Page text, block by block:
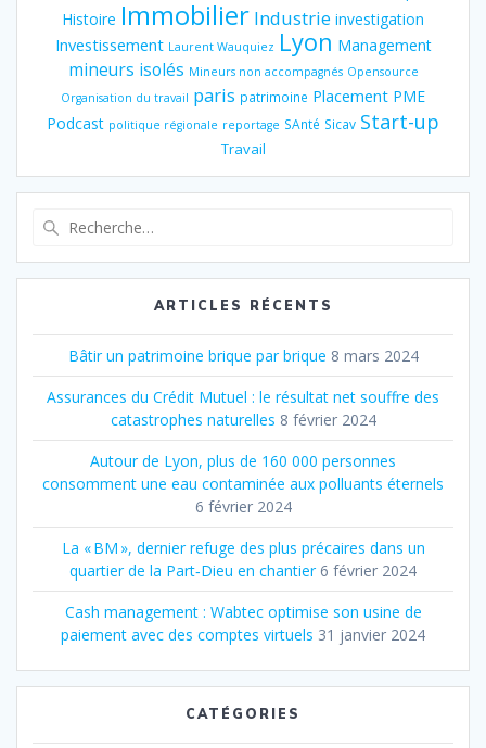
Histoire Immobilier Industrie investigation
Investissement Laurent Wauquiez Lyon Management
mineurs isolés Mineurs non accompagnés Opensource
Organisation du travail paris patrimoine Placement PME
Podcast politique régionale reportage SAnté Sicav Start-up
Travail
:
ARTICLES RÉCENTS
Bâtir un patrimoine brique par brique 8 mars 2024
Assurances du Crédit Mutuel : le résultat net souffre des
catastrophes naturelles 8 février 2024
Autour de Lyon, plus de 160 000 personnes
consomment une eau contaminée aux polluants éternels
6 février 2024
La « BM », dernier refuge des plus précaires dans un
quartier de la Part‐Dieu en chantier 6 février 2024
Cash management : Wabtec optimise son usine de
paiement avec des comptes virtuels 31 janvier 2024
CATÉGORIES